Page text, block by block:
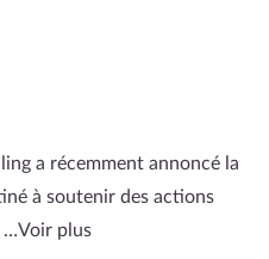
a récemment annoncé la
à soutenir des actions
…Voir plus